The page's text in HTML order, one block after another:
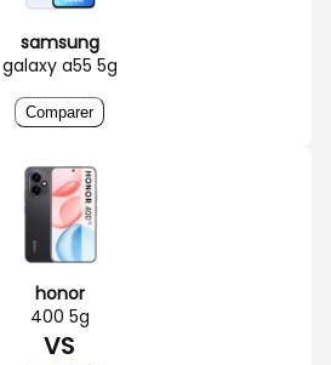
samsung
galaxy a55 5g
Comparer
honor
400 5g
VS